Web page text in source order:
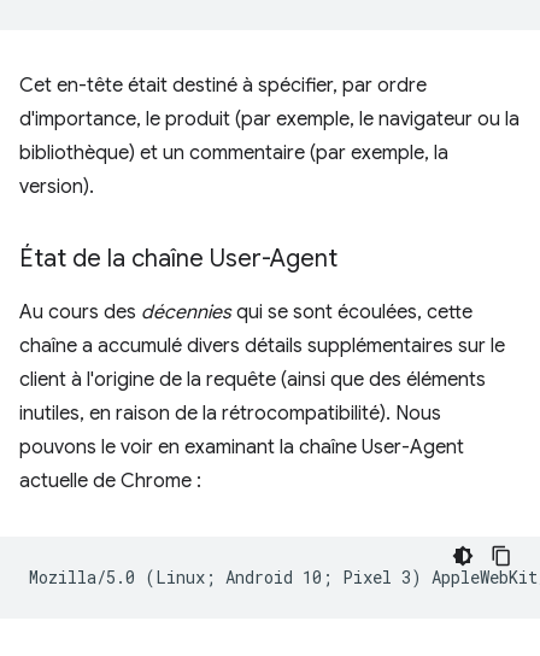
Cet en-tête était destiné à spécifier, par ordre
d'importance, le produit (par exemple, le navigateur ou la
bibliothèque) et un commentaire (par exemple, la
version).
État de la chaîne User-Agent
Au cours des décenniesqui se sont écoulées, cette
chaîne a accumulé divers détails supplémentaires sur le
client à l'origine de la requête (ainsi que des éléments
inutiles, en raison de la rétrocompatibilité). Nous
pouvons le voir en examinant la chaîne User-Agent
actuelle de Chrome :